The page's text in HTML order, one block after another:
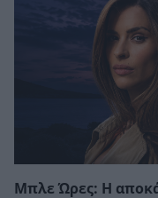
Μπλε Ώρες: Η